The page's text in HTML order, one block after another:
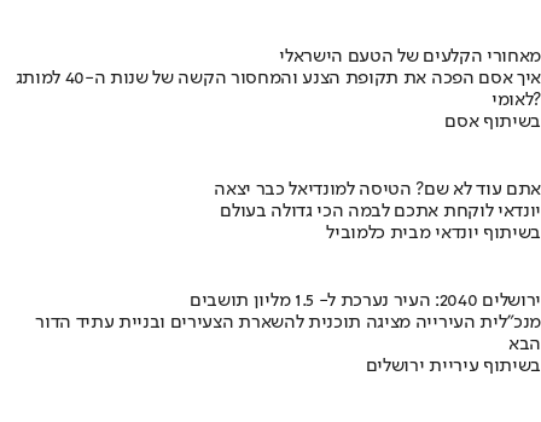
מאחורי הקלעים של הטעם הישראלי
איך אסם הפכה את תקופת הצנע והמחסור הקשה של שנות ה-40 למותג
לאומי?
בשיתוף אסם
אתם עוד לא שם? הטיסה למונדיאל כבר יצאה
יונדאי לוקחת אתכם לבמה הכי גדולה בעולם
בשיתוף יונדאי מבית כלמוביל
ירושלים 2040: העיר נערכת ל- 1.5 מליון תושבים
מנכ"לית העירייה מציגה תוכנית להשארת הצעירים ובניית עתיד הדור
הבא
בשיתוף עיריית ירושלים